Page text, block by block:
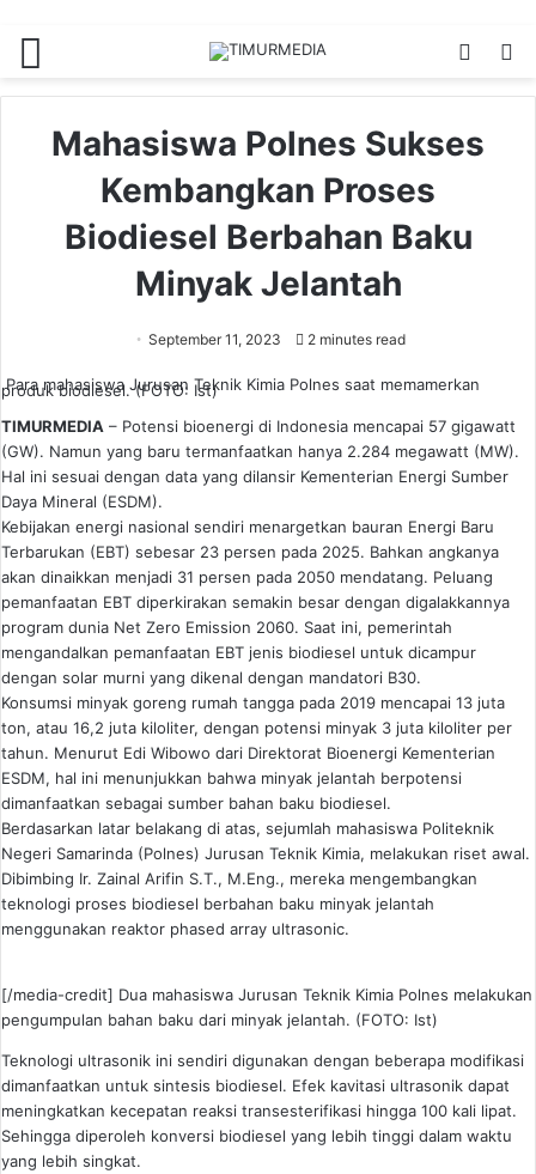
Switch
Mahasiswa Polnes Sukses
Kembangkan Proses
Biodiesel Berbahan Baku
Minyak Jelantah
September 11, 2023 2 minutes read
Para mahasiswa Jurusan Teknik Kimia Polnes saat memamerkan
produk biodiesel. (FOTO: Ist)
TIMURMEDIA – Potensi bioenergi di Indonesia mencapai 57 gigawatt
(GW). Namun yang baru termanfaatkan hanya 2.284 megawatt (MW).
Hal ini sesuai dengan data yang dilansir Kementerian Energi Sumber
Daya Mineral (ESDM).
Kebijakan energi nasional sendiri menargetkan bauran Energi Baru
Terbarukan (EBT) sebesar 23 persen pada 2025. Bahkan angkanya
akan dinaikkan menjadi 31 persen pada 2050 mendatang. Peluang
pemanfaatan EBT diperkirakan semakin besar dengan digalakkannya
program dunia Net Zero Emission 2060. Saat ini, pemerintah
mengandalkan pemanfaatan EBT jenis biodiesel untuk dicampur
dengan solar murni yang dikenal dengan mandatori B30.
Konsumsi minyak goreng rumah tangga pada 2019 mencapai 13 juta
ton, atau 16,2 juta kiloliter, dengan potensi minyak 3 juta kiloliter per
tahun. Menurut Edi Wibowo dari Direktorat Bioenergi Kementerian
ESDM, hal ini menunjukkan bahwa minyak jelantah berpotensi
dimanfaatkan sebagai sumber bahan baku biodiesel.
Berdasarkan latar belakang di atas, sejumlah mahasiswa Politeknik
Negeri Samarinda (Polnes) Jurusan Teknik Kimia, melakukan riset awal.
Dibimbing Ir. Zainal Arifin S.T., M.Eng., mereka mengembangkan
teknologi proses biodiesel berbahan baku minyak jelantah
menggunakan reaktor phased array ultrasonic.
[/media-credit] Dua mahasiswa Jurusan Teknik Kimia Polnes melakukan
pengumpulan bahan baku dari minyak jelantah. (FOTO: Ist)
Teknologi ultrasonik ini sendiri digunakan dengan beberapa modifikasi
dimanfaatkan untuk sintesis biodiesel. Efek kavitasi ultrasonik dapat
meningkatkan kecepatan reaksi transesterifikasi hingga 100 kali lipat.
Sehingga diperoleh konversi biodiesel yang lebih tinggi dalam waktu
yang lebih singkat.